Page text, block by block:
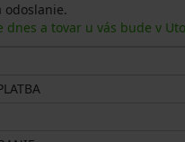
odoslanie.
dnes a tovar u vás bude v